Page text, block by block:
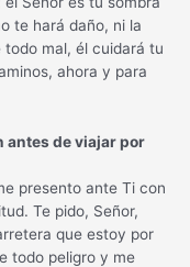
te hará daño, ni la
todo mal, él cuidará tu
ahora y para
antes de viajar por
presento ante Ti con
Te pido, Señor,
que estoy por
todo peligro y me